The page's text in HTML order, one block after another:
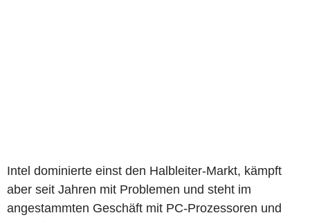
Intel dominierte einst den Halbleiter-Markt, kämpft
aber seit Jahren mit Problemen und steht im
angestammten Geschäft mit PC-Prozessoren und